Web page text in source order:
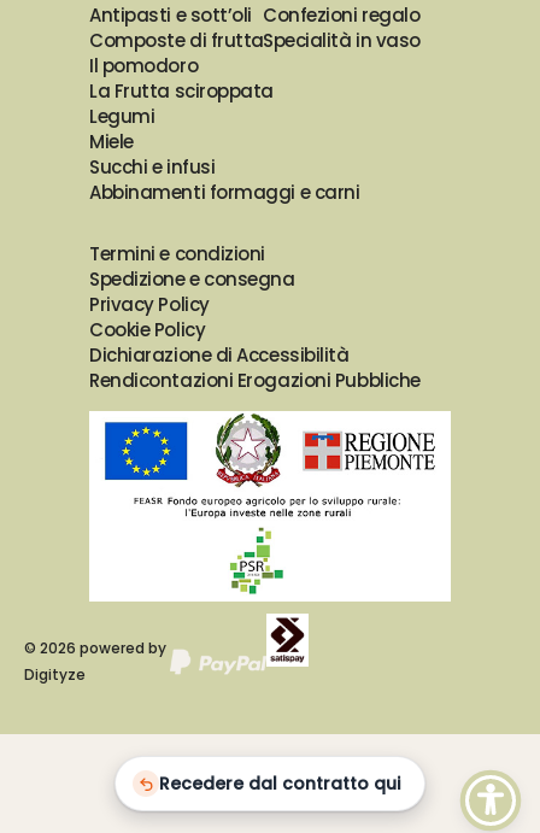
Antipasti e sott’oli
Composte di frutta
Il pomodoro
La Frutta sciroppata
Legumi
Miele
Succhi e infusi
Abbinamenti formaggi e carni
Confezioni regalo
Specialità in vaso
Termini e condizioni
Spedizione e consegna
Privacy Policy
Cookie Policy
Dichiarazione di Accessibilità
Rendicontazioni Erogazioni Pubbliche
© 2026 powered by
Digityze
Recedere dal contratto qui